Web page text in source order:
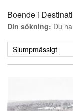
Boende i
Din sökning: Du